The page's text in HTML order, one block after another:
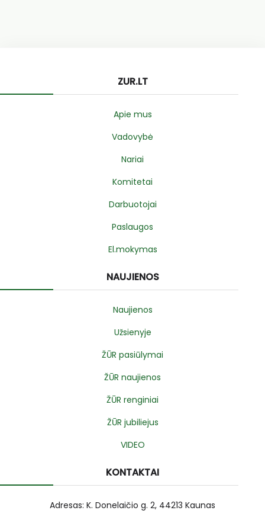
ZUR.LT
Apie mus
Vadovybė
Nariai
Komitetai
Darbuotojai
Paslaugos
El.mokymas
NAUJIENOS
Naujienos
Užsienyje
ŽŪR pasiūlymai
ŽŪR naujienos
ŽŪR renginiai
ŽŪR jubiliejus
VIDEO
KONTAKTAI
Adresas: K. Donelaičio g. 2, 44213 Kaunas